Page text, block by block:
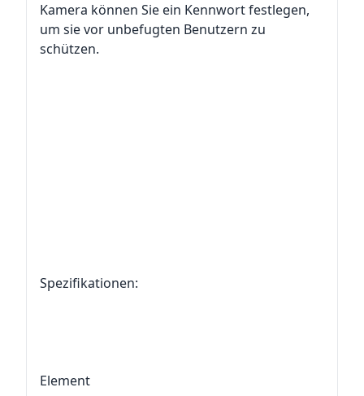
Kamera können Sie ein Kennwort festlegen,
um sie vor unbefugten Benutzern zu
schützen.
Spezifikationen:
Element